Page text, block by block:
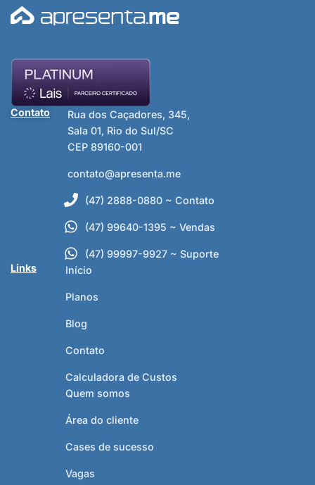
Contato
Rua dos Caçadores, 345,
Sala 01, Rio do Sul/SC
CEP 89160-001
contato@apresenta.me
(47) 2888-0880 ~ Contato
(47) 99640-1395 ~ Vendas
(47) 99997-9927 ~ Suporte
Links
Início
Planos
Blog
Contato
Calculadora de Custos
Quem somos
Área do cliente
Cases de sucesso
Vagas